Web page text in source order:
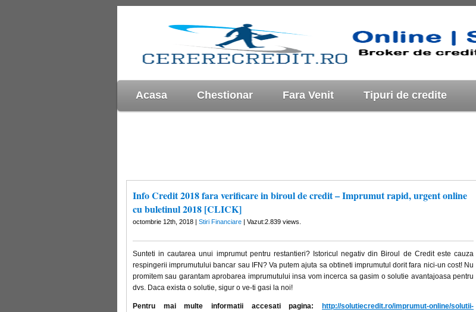
Acasa Chestionar Fara Venit Tipuri de credite
Info Credit 2018 fara verificare in biroul de credit – Imprumut rapid, urgent online
cu buletinul 2018 [CLICK]
octombrie 12th, 2018 | Stiri Financiare | Vazut:2.839 views.
Sunteti in cautarea unui imprumut pentru restantieri? Istoricul negativ din Biroul de Credit este cauza
respingerii imprumutului bancar sau IFN? Va putem ajuta sa obtineti imprumutul dorit fara nici-un cost! Nu
promitem sau garantam aprobarea imprumutului insa vom incerca sa gasim o solutie avantajoasa pentru
dvs. Daca exista o solutie, sigur o ve-ti gasi la noi!
Pentru mai multe informatii accesati pagina:
http://solutiecredit.ro/imprumut-online/solutii-